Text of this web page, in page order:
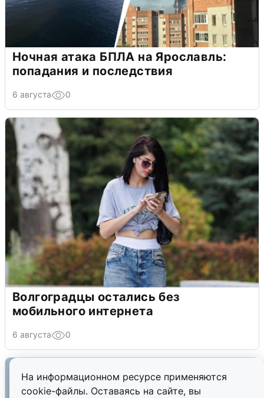
На информационном ресурсе применяются
cookie-файлы. Оставаясь на сайте, вы
Ночная атака БПЛА на Ярославль:
попадания и последствия
6 августа 0
Волгоградцы остались без
мобильного интернета
6 августа 0